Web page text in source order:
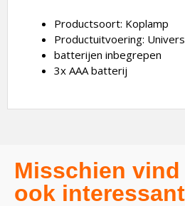
Productsoort: Koplamp
Productuitvoering:
batterijen inbegrepen
3x AAA batterij
Misschien vind
ook interessant